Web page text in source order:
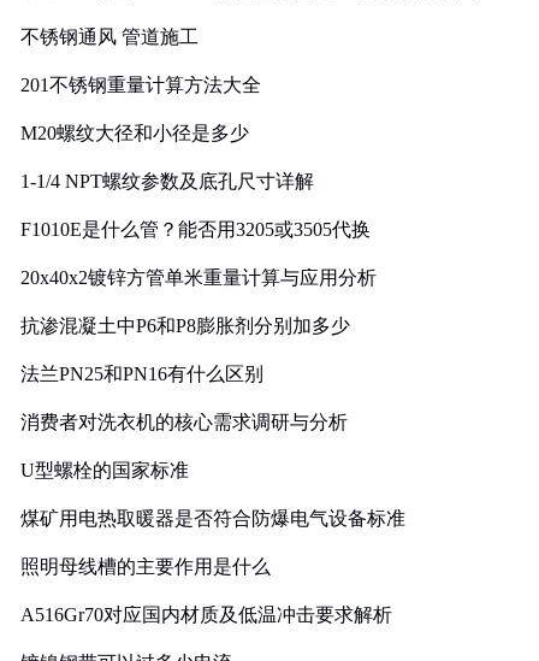
不锈钢通风 管道施工
201不锈钢重量计算方法大全
M20螺纹大径和小径是多少
1-1/4 NPT螺纹参数及底孔尺寸详解
F1010E是什么管？能否用3205或3505代换
20x40x2镀锌方管单米重量计算与应用分析
抗渗混凝土中P6和P8膨胀剂分别加多少
法兰PN25和PN16有什么区别
消费者对洗衣机的核心需求调研与分析
U型螺栓的国家标准
煤矿用电热取暖器是否符合防爆电气设备标准
照明母线槽的主要作用是什么
A516Gr70对应国内材质及低温冲击要求解析